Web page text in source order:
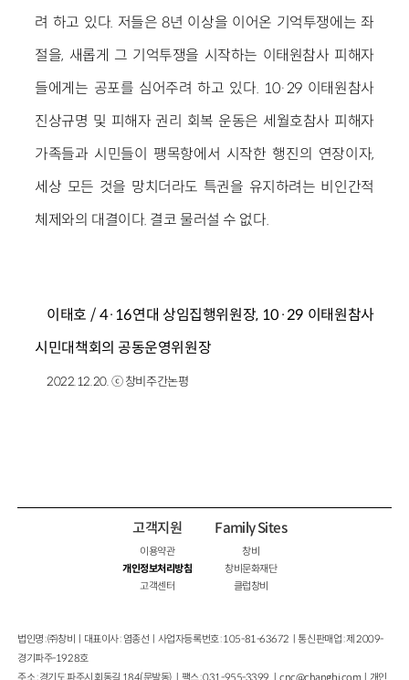
려 하고 있다. 저들은 8년 이상을 이어온 기억투쟁에는 좌
절을, 새롭게 그 기억투쟁을 시작하는 이태원참사 피해자
들에게는 공포를 심어주려 하고 있다. 10·29 이태원참사
진상규명 및 피해자 권리 회복 운동은 세월호참사 피해자
가족들과 시민들이 팽목항에서 시작한 행진의 연장이자,
세상 모든 것을 망치더라도 특권을 유지하려는 비인간적
체제와의 대결이다. 결코 물러설 수 없다.
이태호 / 4·16연대 상임집행위원장, 10·29 이태원참사
시민대책회의 공동운영위원장
2022.12.20. ⓒ 창비주간논평
고객지원
이용약관
개인정보처리방침
고객센터
Family Sites
창비
창비문화재단
클럽창비
법인명 : ㈜창비ㅣ대표이사 : 염종선ㅣ사업자등록번호 : 105-81-63672ㅣ통신판매업 : 제 2009-
경기파주-1928호
주소 : 경기도 파주시 회동길 184(문발동)ㅣ팩스 : 031-955-3399 ㅣcnc@changbi.com ㅣ개인